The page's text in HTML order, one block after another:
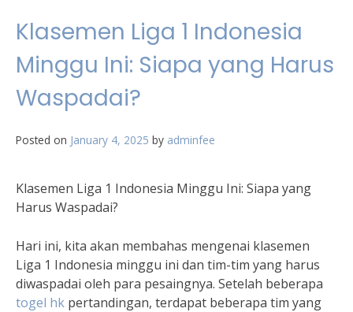
Klasemen Liga 1 Indonesia
Minggu Ini: Siapa yang Harus
Waspadai?
Posted on January 4, 2025 by adminfee
Klasemen Liga 1 Indonesia Minggu Ini: Siapa yang
Harus Waspadai?
Hari ini, kita akan membahas mengenai klasemen
Liga 1 Indonesia minggu ini dan tim-tim yang harus
diwaspadai oleh para pesaingnya. Setelah beberapa
togel hk pertandingan, terdapat beberapa tim yang